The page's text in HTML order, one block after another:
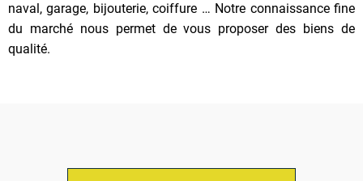
naval, garage, bijouterie, coiffure … Notre connaissance fine
du marché nous permet de vous proposer des biens de
qualité.